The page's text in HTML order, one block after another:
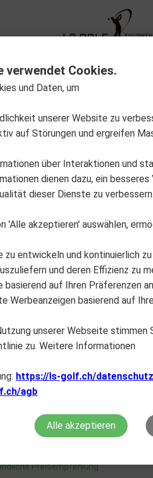
Fitting Neuheiten
ZERO FRICTION
CHF19.90
FINDER
Preisempfehlung
verwendet Cookies.
und Daten, um
unserer Website zu
auf Störungen und ergreifen
über Interaktionen und
dienen dazu, ein
dieser Dienste zu verbessern.
'Alle akzeptieren' auswählen,
zu entwickeln und kontinuierlich
und deren Effizienz zu
basierend auf Ihren Präferenzen
Werbeanzeigen basierend auf
unserer Webseite stimmen
zu. Weitere Informationen
https://ls-golf.ch/
agb
Alle akzeptieren